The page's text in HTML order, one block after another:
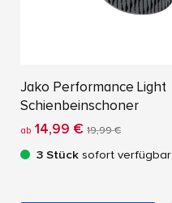
Jako Performance Light
Schienbeinschoner
ab 14,99 € 19,99 €
3 Stück sofort verfügbar